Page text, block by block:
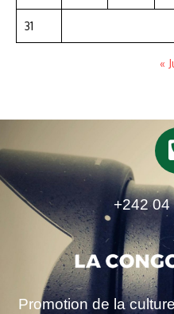
31
«
+242
Promotion de la